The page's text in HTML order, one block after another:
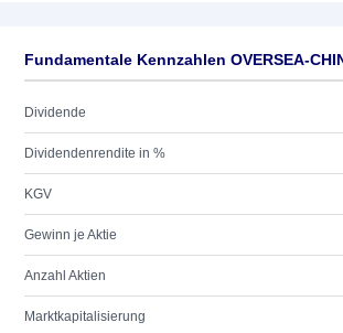
Dividende
Dividendenrendite in %
KGV
Gewinn je Aktie
Anzahl Aktien
Marktkapitalisierung